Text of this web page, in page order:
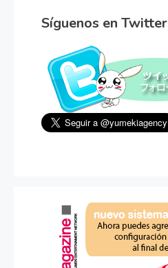
Síguenos en Twitter